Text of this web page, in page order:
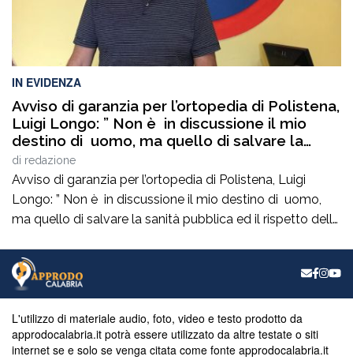
IN EVIDENZA
Avviso di garanzia per l’ortopedia di Polistena,
Luigi Longo: ” Non è in discussione il mio
destino di uomo, ma quello di salvare la
sanità pubblica ed il rispetto delle regole
democratiche. Non mancate oggi ore 19,00
via Francesco Ieraci c’è in gioco il diritto di
ognuno di noi ad essere curati gratuitamente
senza pagare nelle cliniche private”
di redazione
Avviso di garanzia per l’ortopedia di Polistena, Luigi
Longo: ” Non è in discussione il mio destino di uomo,
ma quello di salvare la sanità pubblica ed il rispetto delle
Francesco Ieraci c’è in gioco il diritto di ognuno di noi ad
essere curati gratuitamente senza pagare […]
L'utilizzo di materiale audio, foto, video e testo prodotto da
approdocalabria.it potrà essere utilizzato da altre testate o siti
internet se e solo se venga citata come fonte approdocalabria.it